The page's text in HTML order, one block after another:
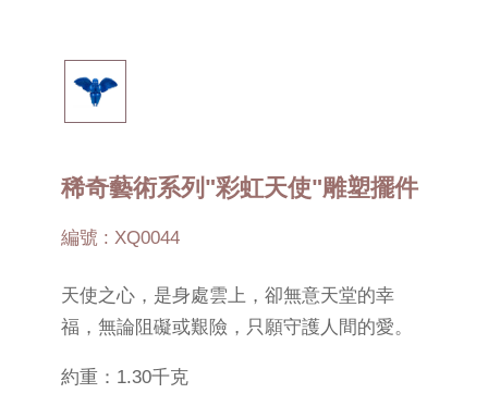
稀奇藝術系列"彩虹天使"雕塑擺件
編號 : XQ0044
天使之心，是身處雲上，卻無意天堂的幸
福，無論阻礙或艱險，只願守護人間的愛。
約重：1.30千克